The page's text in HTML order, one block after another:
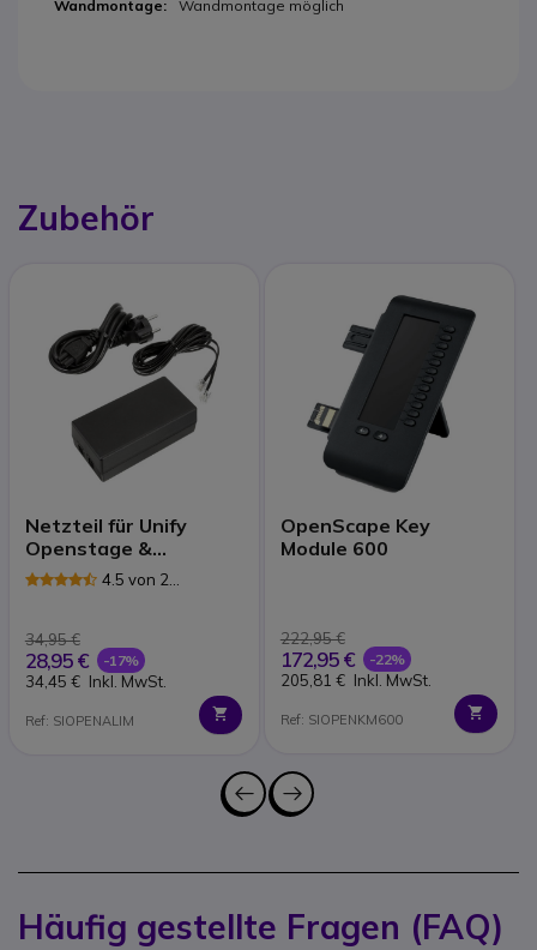
Wandmontage möglich
Zubehör
Netzteil für Unify
Openstage &
Optipoint4.5 von 2
34,95 €
28,95 € -17%
34,45 € Inkl. MwSt.
Ref: SIOPENALIM
OpenScape Key
Module 600
222,95 €
172,95 € -22%
205,81 € Inkl. MwSt.
Ref: SIOPENKM600
Häufig gestellte Fragen (FAQ)